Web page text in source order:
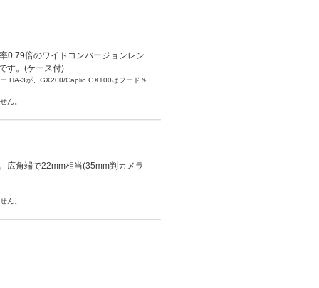
0.79倍のワイドコンバージョンレン
す。(ケース付)
HA-3が、GX200/Caplio GX100はフード＆
ん。
広角端で22mm相当(35mm判カメラ
ん。